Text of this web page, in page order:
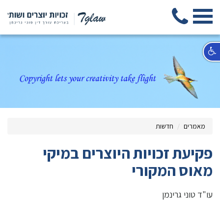
מאמרים חדשות
פקיעת זכויות היוצרים במיקי
מאוס המקורי
עו"ד טוני גרינמן